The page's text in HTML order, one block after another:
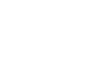
アドバイザー